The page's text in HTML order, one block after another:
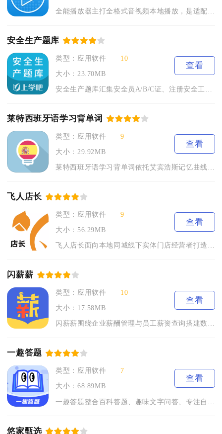
安全生产题库
类型：应用软件
10
大小：23.70MB
查看
莱特西班牙语学习背单词
类型：应用软件
9
大小：29.92MB
查看
飞人店长
类型：应用软件
9
大小：56.29MB
查看
飞人店长面向本地同城线下实体门店经营者打造，适配餐饮、便利店...
闪薪薪
类型：应用软件
10
大小：17.58MB
查看
闪薪薪围绕企业薪酬管理与员工薪资查询搭建数字化服务渠道，兼顾...
一趣答题
类型：应用软件
7
大小：68.89MB
查看
悠家甄选